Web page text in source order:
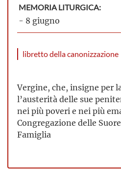
MEMORIA LITURGICA:
- 8 giugno
libretto della canonizzazione
Vergine, che, insigne per
l’austerità delle sue
nei più poveri e nei più
Congregazione delle
Famiglia